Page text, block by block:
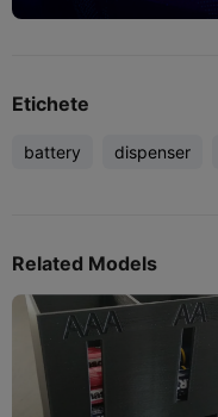
Etichete
battery dispenser
Related Models